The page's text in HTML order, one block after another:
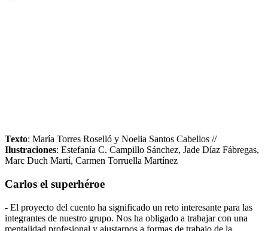
Texto: María Torres Roselló y Noelia Santos Cabellos //
Ilustraciones: Estefanía C. Campillo Sánchez, Jade Díaz Fábregas,
Marc Duch Martí, Carmen Torruella Martínez
Carlos el superhéroe
- El proyecto del cuento ha significado un reto interesante para las
integrantes de nuestro grupo. Nos ha obligado a trabajar con una
mentalidad profesional y ajustarnos a formas de trabajo de la